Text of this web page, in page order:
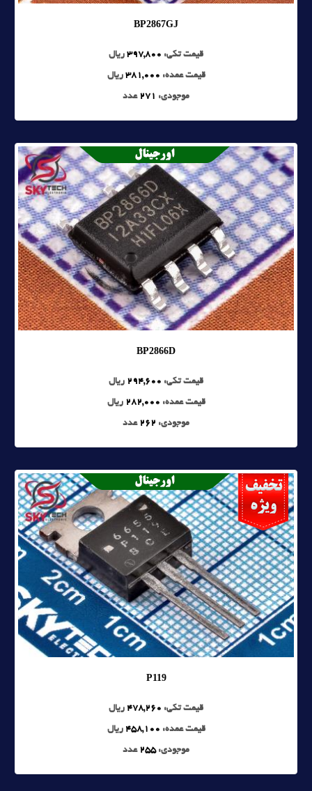
BP2867GJ
قیمت تکی: 397,800 ریال
قیمت عمده: 381,000 ریال
موجودی: 271 عدد
BP2866D
قیمت تکی: 294,600 ریال
قیمت عمده: 282,000 ریال
موجودی: 262 عدد
P119
قیمت تکی: 478,260 ریال
قیمت عمده: 458,100 ریال
موجودی:255 عدد